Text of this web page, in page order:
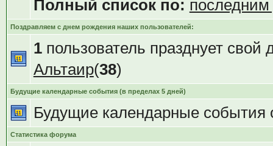
Полный список по:
Поздравляем с днем рождения наших пользователей:
1пользователь празднует свой
Альтаир(38)
Будущие календарные события (в пределах 5 дней)
Будущие календарные события
Статистика форума